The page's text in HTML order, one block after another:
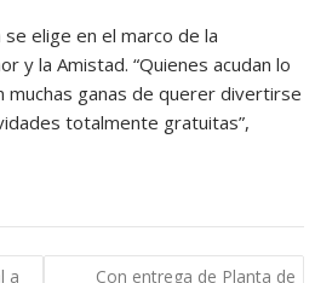
elige en el marco de la
y la Amistad. “Quienes acudan lo
muchas ganas de querer divertirse
totalmente gratuitas”,
a
Con entrega de Planta de